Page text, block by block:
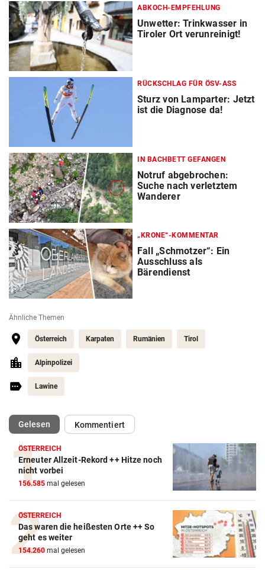
ABKOCH-EMPFEHLUNG
Unwetter: Trinkwasser in
Tiroler Ort verunreinigt!
RÜCKSCHLAG FÜR ÖSV-ASS
Sturz von Lamparter: Jetzt
ist die Diagnose da!
IN BACHBETT GEFANGEN
Notruf abgebrochen:
Suche nach verletztem
Wanderer
„KRONE“-KOMMENTAR
Fall „Schmotzer“: Ein
Ausschluss als
Bärendienst
Ähnliche Themen
Österreich Karpaten Rumänien Tirol
Alpinpolizei
Lawine
Gelesen(ausgewählt)Kommentiert
ÖSTERREICH
Erneuter Allzeit-Rekord ++ Hitze noch
nicht vorbei
156.585 mal gelesen
ÖSTERREICH
Das waren die heißesten Orte ++ So
geht es weiter
154.260 mal gelesen